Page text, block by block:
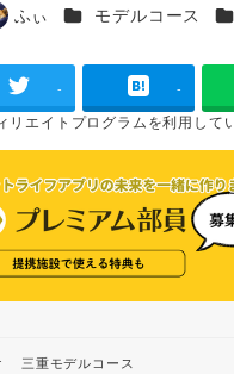
ふぃ カテゴリー
モデルコース カ
- -
リエイトプログラムを利用して
三重モデルコース